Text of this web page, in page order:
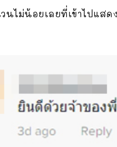
นไม่น้อยเลยที่เข้าไปแส